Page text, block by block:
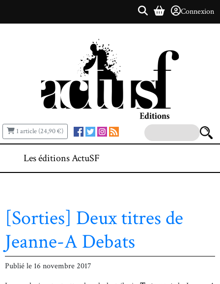
Connexion
1 article (24,90 €)
Les éditions ActuSF
[Sorties] Deux titres de
Jeanne-A Debats
Publié le 16 novembre 2017